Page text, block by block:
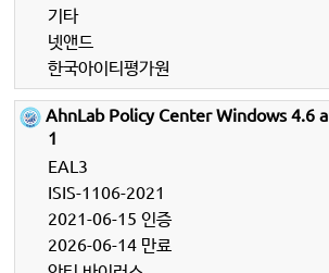
기타
넷앤드
한국아이티평가원
AhnLab Policy Center Windows 4.6
1
EAL3
ISIS-1106-2021
2021-06-15 인증
2026-06-14 만료